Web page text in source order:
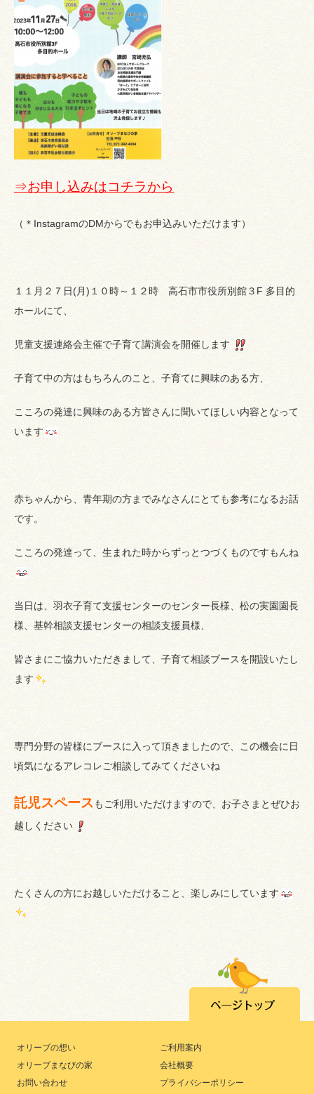
⇒お申し込みはコチラから
（＊InstagramのDMからでもお申込みいただけます）
１１月２７日(月)１０時～１２時 高石市市役所別館３F 多目的
ホールにて、
児童支援連絡会主催で子育て講演会を開催します
子育て中の方はもちろんのこと、子育てに興味のある方、
こころの発達に興味のある方皆さんに聞いてほしい内容となって
います
赤ちゃんから、青年期の方までみなさんにとても参考になるお話
です。
こころの発達って、生まれた時からずっとつづくものですもんね
当日は、羽衣子育て支援センターのセンター長様、松の実園園長
様、基幹相談支援センターの相談支援員様、
皆さまにご協力いただきまして、子育て相談ブースを開設いたし
ます
専門分野の皆様にブースに入って頂きましたので、この機会に日
頃気になるアレコレご相談してみてくださいね
託児スペースもご利用いただけますので、お子さまとぜひお
越しください
たくさんの方にお越しいただけること、楽しみにしています
オリーブの想い
ご利用案内
オリーブまなびの家
会社概要
お問い合わせ
プライバシーポリシー